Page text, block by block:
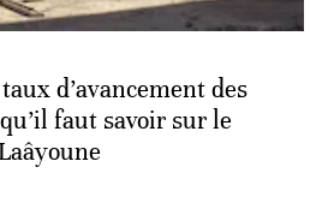
d’avancement des
faut savoir sur le